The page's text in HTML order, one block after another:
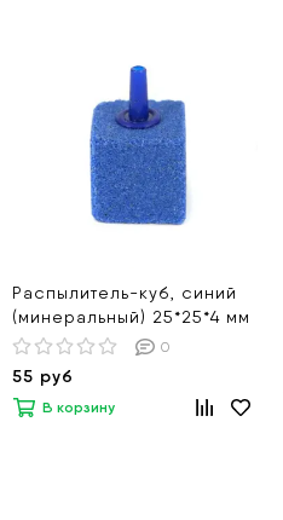
Распылитель-куб, синий
(минеральный) 25*25*4 мм
0
55 руб
В корзину